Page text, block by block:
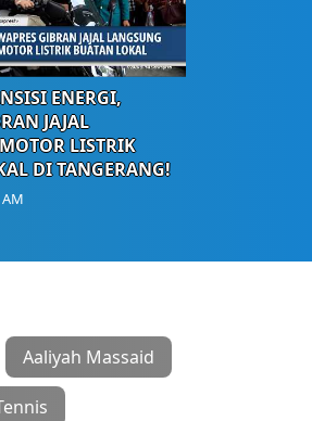
ENERGI,
JAJAL
LISTRIK
DI TANGERANG!
Aaliyah Massaid